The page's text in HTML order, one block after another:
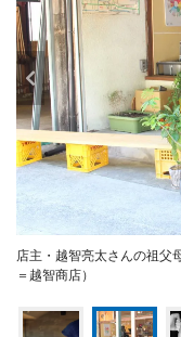
店主・越智亮太さんの祖父
＝越智商店）